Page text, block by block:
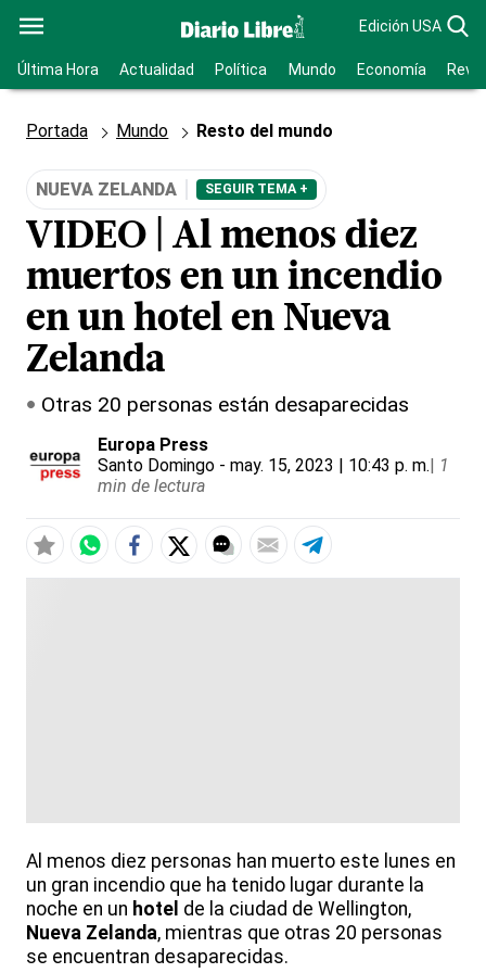
Edición USA
Última Hora Actualidad Política Mundo Economía
Portada Mundo Resto del mundo
NUEVA ZELANDA SEGUIR TEMA +
VIDEO | Al menos diez
muertos en un incendio
en un hotel en Nueva
Zelanda
Otras 20 personas están desaparecidas
Europa Press
Santo Domingo - may. 15, 2023 | 10:43 p. m.| 1
min de lectura
Al menos diez personas han muerto este lunes en
un gran incendio que ha tenido lugar durante la
noche en un hotel de la ciudad de Wellington,
Nueva Zelanda, mientras que otras 20 personas
se encuentran desaparecidas.